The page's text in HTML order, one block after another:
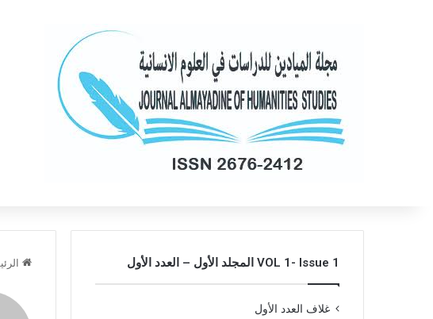
VOL 1- Issue 1 المجلد الأول – العدد الأول
غلاف العدد الأول